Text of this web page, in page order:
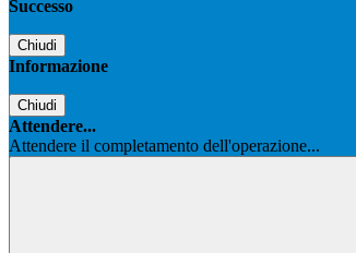
Successo
Chiudi
Informazione
Chiudi
Attendere...
Attendere il completamento dell'operazione...